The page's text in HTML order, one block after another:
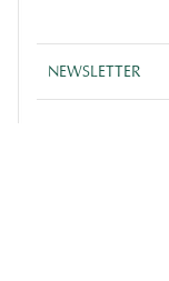
NEWSLETTER